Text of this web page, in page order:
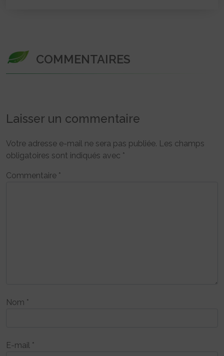
COMMENTAIRES
Laisser un commentaire
Votre adresse e-mail ne sera pas publiée. Les champs
obligatoires sont indiqués avec *
Commentaire *
Nom *
E-mail *